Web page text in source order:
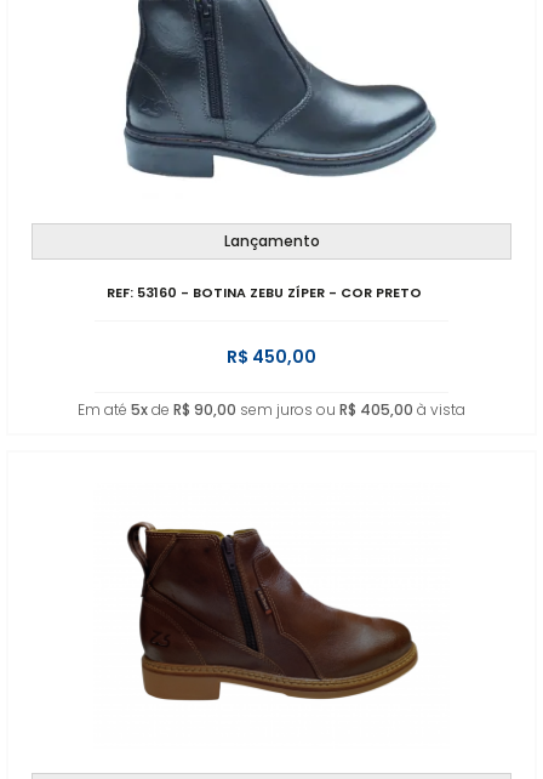
Lançamento
REF: 53160 - BOTINA ZEBU ZÍPER - COR PRETO
R$ 450,00
Em até 5xde R$ 90,00 sem juros ou R$ 405,00 à vista